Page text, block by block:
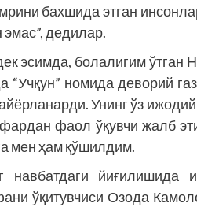
бахшида этган
дедилар.
эсимда, болалигим ўтган
“Учқун” номида деворий
Унинг ўз
фаол ўқувчи жалб
мен ҳам қўшилдим.
навбатдаги
ўқитувчиси Озода